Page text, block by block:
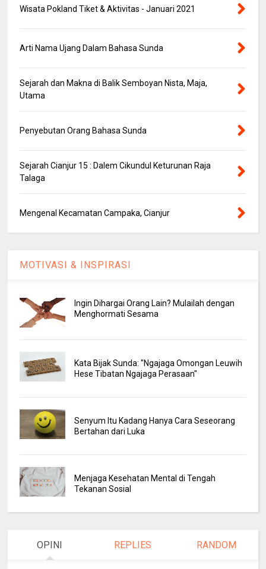
Wisata Pokland Tiket & Aktivitas - Januari 2021
Arti Nama Ujang Dalam Bahasa Sunda
Sejarah dan Makna di Balik Semboyan Nista, Maja,
Utama
Penyebutan Orang Bahasa Sunda
Sejarah Cianjur 15 : Dalem Cikundul Keturunan Raja
Talaga
Mengenal Kecamatan Campaka, Cianjur
MOTIVASI & INSPIRASI
Ingin Dihargai Orang Lain? Mulailah dengan
Menghormati Sesama
Kata Bijak Sunda: "Ngajaga Omongan Leuwih
Hese Tibatan Ngajaga Perasaan"
Senyum Itu Kadang Hanya Cara Seseorang
Bertahan dari Luka
Menjaga Kesehatan Mental di Tengah
Tekanan Sosial
OPINI REPLIES RANDOM